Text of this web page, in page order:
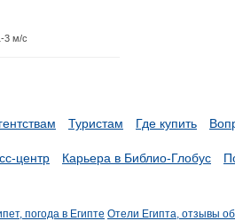
3 м/с
Туристам Где купить
центр Карьера в Библио-Глобус
погода в Египте Отели Египта, отзывы